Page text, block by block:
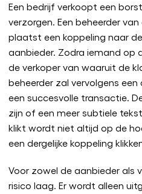
Een bedrijf verkoopt een
verzorgen. Een beheerder
plaatst een koppeling naar
aanbieder. Zodra iemand op
de verkoper van waaruit de
beheerder zal vervolgens
een succesvolle transactie.
zijn of een meer subtiele
klikt wordt niet altijd op de
een dergelijke koppeling
Voor zowel de aanbieder als
risico laag. Er wordt alleen